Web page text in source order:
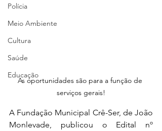
Polícia
Meio Ambiente
Cultura
Saúde
Educação
As oportunidades são para a função de
serviços gerais!
A Fundação Municipal Crê-Ser, de João
Monlevade, publicou o Edital nº